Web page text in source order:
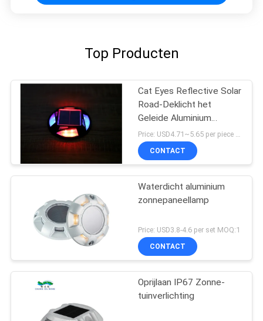
Top Producten
Cat Eyes Reflective Solar
Road-Deklicht het
Geleide Aluminium
Opvlammen
Price: USD4.71~5.65 per piece MOQ:10 reeksen
CONTACT
Waterdicht aluminium
zonnepaneellamp
Price: USD3.8-4.6 per set MOQ:1
CONTACT
Oprijlaan IP67 Zonne-
tuinverlichting